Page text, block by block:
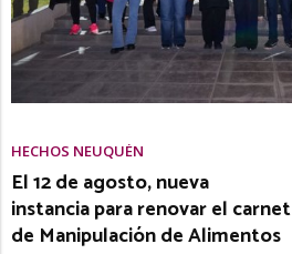
HECHOS NEUQUÉN
El 12 de agosto, nueva
instancia para renovar el carnet
de Manipulación de Alimentos